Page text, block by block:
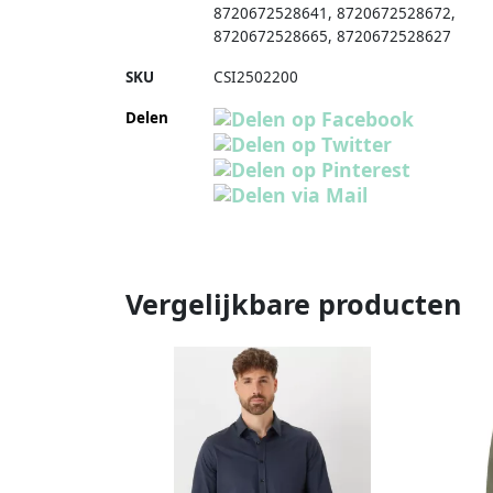
8720672528641 , 8720672528672,
8720672528665, 8720672528627
SKU CSI2502200
Delen
Vergelijkbare producten